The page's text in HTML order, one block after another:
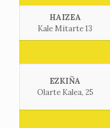
HAIZEA
Kale Mitarte 13
EZKIÑA
Olarte Kalea, 25